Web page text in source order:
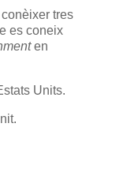
tres
es coneix
en
Units.